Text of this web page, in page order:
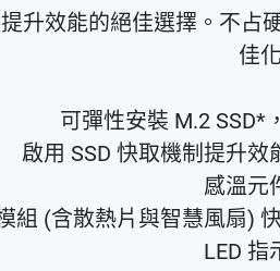
升效能的絕佳選擇。不
佳
可彈性安裝 M.2 SSD*
啟用 SSD 快取機制提升
感溫元
組 (含散熱片與智慧風扇)
LED 指